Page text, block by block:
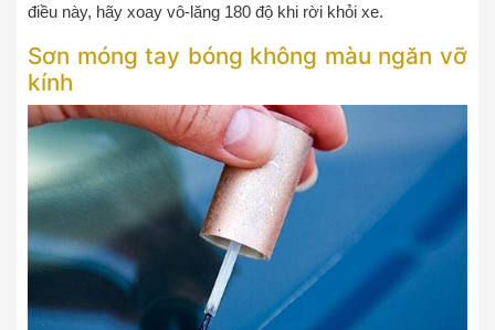
điều này, hãy xoay vô-lăng 180 độ khi rời khỏi xe.
Sơn móng tay bóng không màu ngăn vỡ
kính